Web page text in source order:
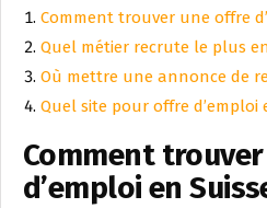
Comment trouver une offre
Quel métier recrute le plus
Où mettre une annonce de
Quel site pour offre d’emploi
Comment
d’emploi en